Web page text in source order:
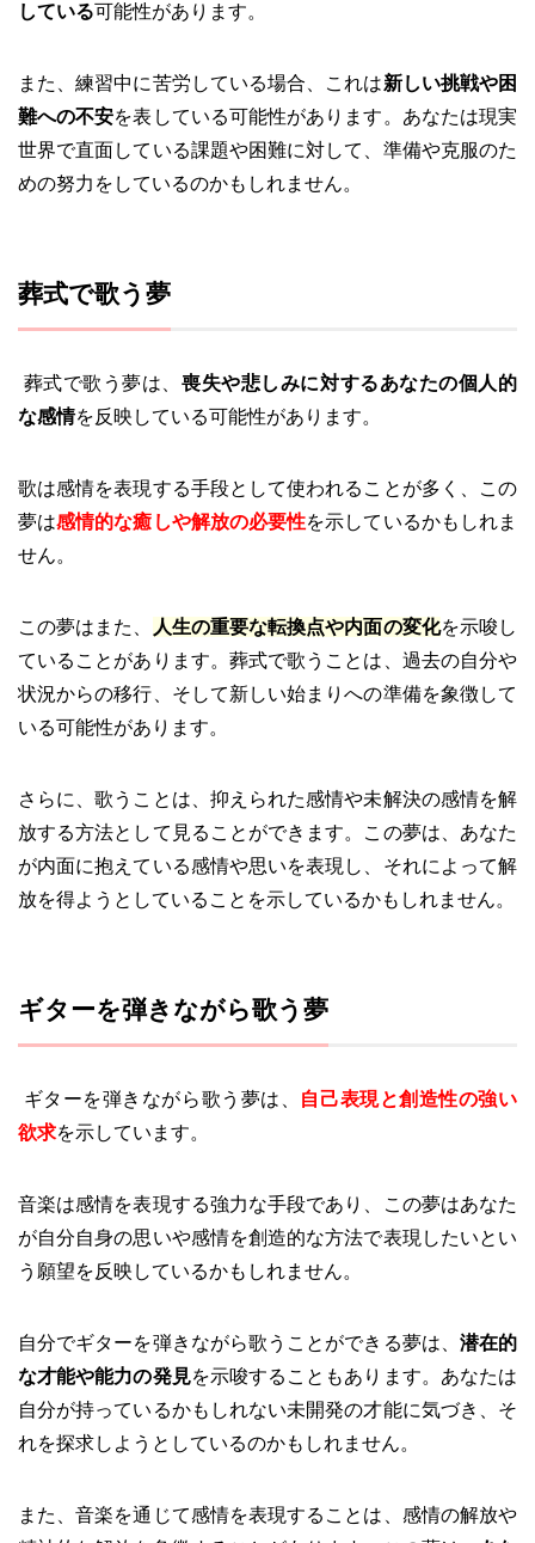
している可能性があります。
また、練習中に苦労している場合、これは新しい挑戦や困
難への不安を表している可能性があります。あなたは現実
世界で直面している課題や困難に対して、準備や克服のた
めの努力をしているのかもしれません。
葬式で歌う夢
葬式で歌う夢は、喪失や悲しみに対するあなたの個人的
な感情を反映している可能性があります。
歌は感情を表現する手段として使われることが多く、この
夢は感情的な癒しや解放の必要性を示しているかもしれま
せん。
この夢はまた、 人生の重要な転換点や内面の変化を示唆し
ていることがあります。葬式で歌うことは、過去の自分や
状況からの移行、そして新しい始まりへの準備を象徴して
いる可能性があります。
さらに、歌うことは、抑えられた感情や未解決の感情を解
放する方法として見ることができます。この夢は、あなた
が内面に抱えている感情や思いを表現し、それによって解
放を得ようとしていることを示しているかもしれません。
ギターを弾きながら歌う夢
ギターを弾きながら歌う夢は、 自己表現と創造性の強い
欲求を示しています。
音楽は感情を表現する強力な手段であり、この夢はあなた
が自分自身の思いや感情を創造的な方法で表現したいとい
う願望を反映しているかもしれません。
自分でギターを弾きながら歌うことができる夢は、 潜在的
な才能や能力の発見を示唆することもあります。あなたは
自分が持っているかもしれない未開発の才能に気づき、そ
れを探求しようとしているのかもしれません。
また、音楽を通じて感情を表現することは、感情の解放や